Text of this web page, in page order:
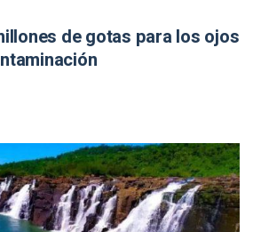
de gotas para los ojos